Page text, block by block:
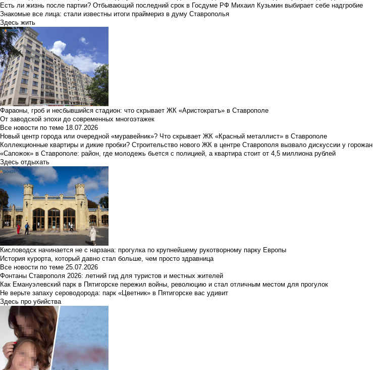
Есть ли жизнь после партии? Отбывающий последний срок в Госдуме РФ Михаил Кузьмин выбирает себе надгробие
Знакомые все лица: стали известны итоги праймериз в думу Ставрополья
Здесь жить
Фараоны, гроб и несбывшийся стадион: что скрывает ЖК «Аристократъ» в Ставрополе
От заводской эпохи до современных многоэтажек
Все новости по теме 18.07.2026
Новый центр города или очередной «муравейник»? Что скрывает ЖК «Красный металлист» в Ставрополе
Коллекционные квартиры и дикие пробки? Строительство нового ЖК в центре Ставрополя вызвало дискуссии у горожан
«Сапожок» в Ставрополе: район, где молодежь бьется с полицией, а квартира стоит от 4,5 миллиона рублей
Здесь отдыхать
Кисловодск начинается не с нарзана: прогулка по крупнейшему рукотворному парку Европы
История курорта, который давно стал больше, чем просто здравница
Все новости по теме 25.07.2026
Фонтаны Ставрополя 2026: летний гид для туристов и местных жителей
Как Емануэлевский парк в Пятигорске пережил войны, революцию и стал отличным местом для прогулок
Не верьте запаху сероводорода: парк «Цветник» в Пятигорске вас удивит
Здесь про убийства